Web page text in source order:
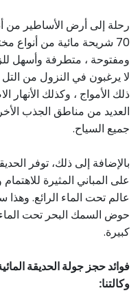
رحلة إلى أرض الأساطير من
70 شريحة مائية من أنواع
ومفتوحة ، متطرفة وأسهل
لا يرغبون في النزول من
ذلك الأمواج ، وكذلك الأنهار
العديد من مناطق الجذب
جميع السياح.
بالإضافة إلى ذلك، توفر
على المباني المثيرة
عالم تحت الماء الرائع.
حوض السمك البحر تحت
كبيرة.
فوائد حجز جولة الحديقة
وكالتنا: